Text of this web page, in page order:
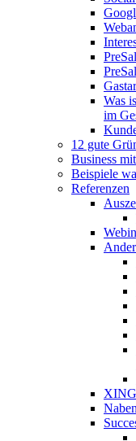
Was
im
12 gute
Business
Beispiele
Referenzen